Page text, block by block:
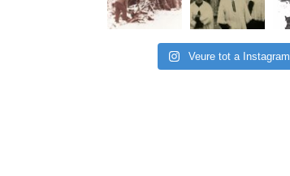
Veure tot a Instagram